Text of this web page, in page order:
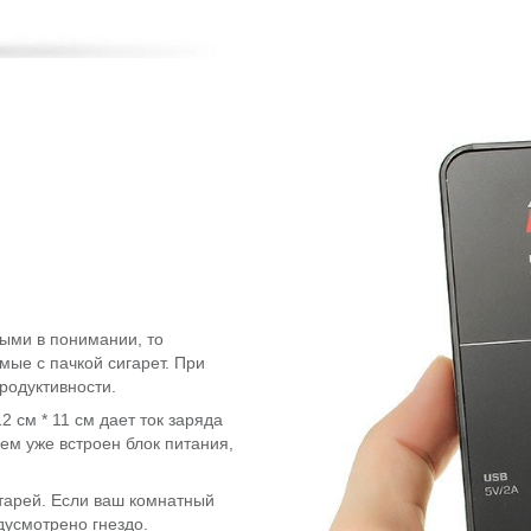
в понимании, то
с пачкой сигарет. При
см * 11 см дает ток заряда
уже встроен блок питания,
Если ваш комнатный
гнездо.